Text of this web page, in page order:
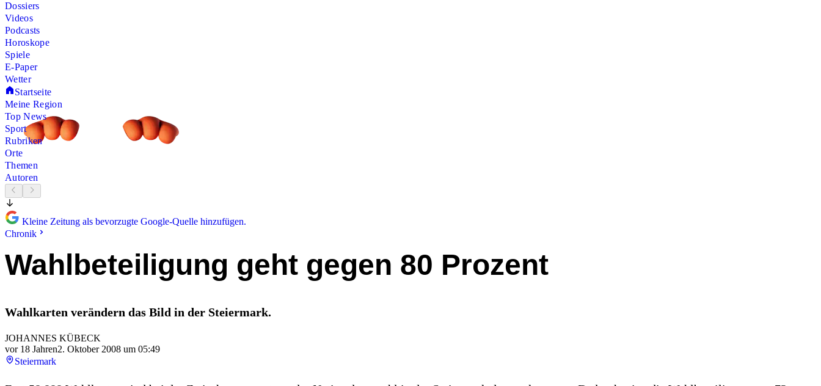
Dossiers
Videos
Podcasts
Horoskope
Spiele
E-Paper
Wetter
Startseite
Meine Region
Top News
Sport
Rubriken
Orte
Themen
Autoren
Kleine Zeitung als bevorzugte Google-Quelle hinzufügen.
Chronik
Wahlbeteiligung geht gegen 80 Prozent
Wahlkarten verändern das Bild in der Steiermark.
JOHANNES KÜBECK
vor 18 Jahren2. Oktober 2008 um 05:49
Steiermark